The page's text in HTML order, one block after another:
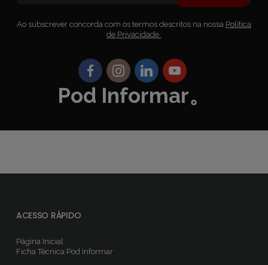
Ao subscrever concorda com os termos descritos na nossa Política
de Privacidade.
Pod Informar。
ACESSO RÁPIDO
Página Inicial
Ficha Técnica Pod Informar